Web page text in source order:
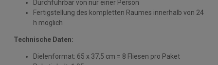
Durchführbar von nur einer Person
Fertigstellung des kompletten Raumes innerhalb von 24
h möglich
Technische Daten:
Dielenformat: 65 x 37,5 cm = 8 Fliesen pro Paket